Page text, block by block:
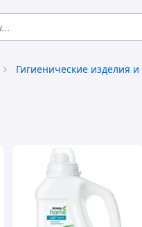
Гигиенические изделия и